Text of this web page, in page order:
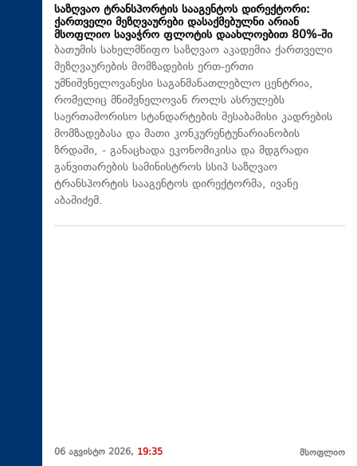
საზღვაო ტრანსპორტის სააგენტოს დირექტორი:
ქართველი მეზღვაურები დასაქმებულნი არიან
მსოფლიო სავაჭრო ფლოტის დაახლოებით 80%-ში
ბათუმის სახელმწიფო საზღვაო აკადემია ქართველი
მეზღვაურების მომზადების ერთ-ერთი
უმნიშვნელოვანესი საგანმანათლებლო ცენტრია,
რომელიც მნიშვნელოვან როლს ასრულებს
საერთაშორისო სტანდარტების შესაბამისი კადრების
მომზადებასა და მათი კონკურენტუნარიანობის
ზრდაში, - განაცხადა ეკონომიკისა და მდგრადი
განვითარების სამინისტროს სსიპ საზღვაო
ტრანსპორტის სააგენტოს დირექტორმა, ივანე
აბაშიძემ.
06 აგვისტო 2026, 19:35 მსოფლიო